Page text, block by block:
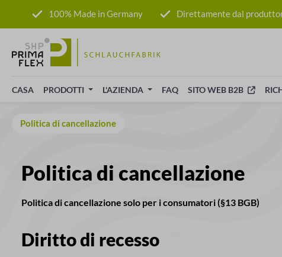
al contenuto principale
Salta alla ricerca
Passa alla navigazione principale
100% Made in Germany Direttamente dal
CASA PRODOTTI L'AZIENDA FAQ SITO WEB B2B
Politica di cancellazione
Politica di cancellazione
Politica di cancellazione solo per i consumatori (§13 BGB)
Diritto di recesso